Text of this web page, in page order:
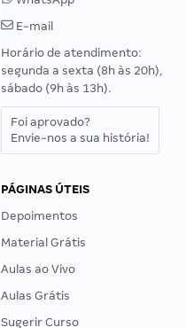
E-mail
Horário de atendimento:
segunda a sexta (8h às 20h),
sábado (9h às 13h).
Foi aprovado?
Envie-nos a sua história!
PÁGINAS ÚTEIS
Depoimentos
Material Grátis
Aulas ao Vivo
Aulas Grátis
Sugerir Curso